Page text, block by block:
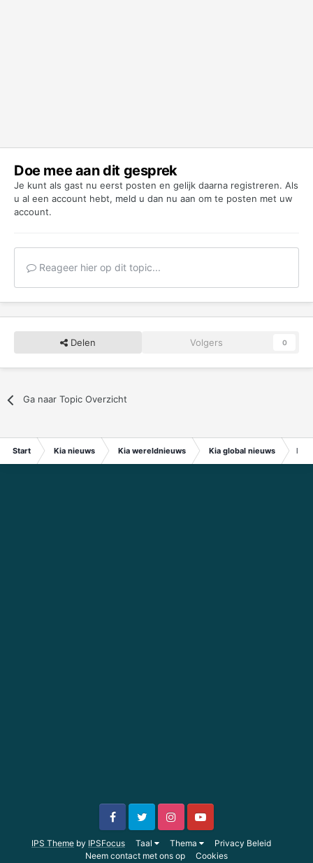
Doe mee aan dit gesprek
Je kunt als gast nu eerst posten en gelijk daarna registreren. Als
u al een account hebt, meld u dan nu aan om te posten met uw
account.
Reageer hier op dit topic...
Delen Volgers 0
Ga naar Topic Overzicht
Start Kia nieuws Kia wereldnieuws Kia global nieuws
IPS Theme by IPSFocus Taal Thema
Privacy Beleid
Neem contact met ons op
Cookies